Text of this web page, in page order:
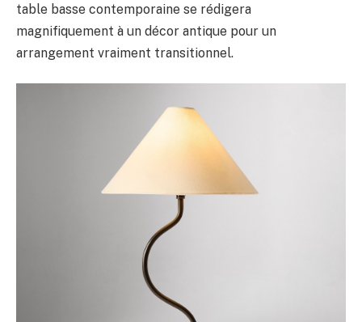
table basse contemporaine se rédigera
magnifiquement à un décor antique pour un
arrangement vraiment transitionnel.